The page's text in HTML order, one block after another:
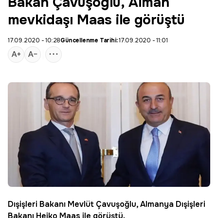
mevkidaşı Maas ile görüştü
17.09.2020 - 10:28Güncellenme Tarihi:17.09.2020 - 11:01
Dışişleri Bakanı Mevlüt Çavuşoğlu,Almanya Dışişleri
Bakanı Heiko Maas ile görüştü.